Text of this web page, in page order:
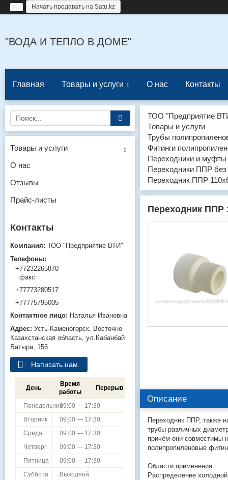
Начать продавать на Satu.kz
"ВОДА И ТЕПЛО В ДОМЕ"
Главная Товары и услуги О нас Контакты
ТОО "Предприятие
Товары и услуги
Трубы
Фитинги
Переходники и
Переходники ППР
Переходник ППР
Переходник ППР
Описание
Переходник ППР, также
трубы различных
причём они совместимы
полипропиленовые
Области применения:
Распределение
Товары и услуги
О нас
Отзывы
Прайс-листы
ТОО "Предприятие ВТИ"
+77232265870
факс
+77773280517
+77775795005
Наталья Ивановна
Усть-Каменогорск
Восточно-
Казахстанская область ул.Кабанбай
Батыра, 156
Написать нам
День
Время
работы
Перерыв
Понедельник09:00 — 17:30
Вторник
09:00 — 17:30
Среда
09:00 — 17:30
Четверг
09:00 — 17:30
Пятница
09:00 — 17:30
Суббота
Выходной